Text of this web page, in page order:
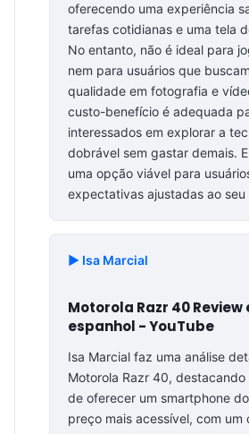
oferecendo uma experiência
tarefas cotidianas e uma tela
No entanto, não é ideal para
nem para usuários que
qualidade em fotografia e
custo-benefício é adequada
interessados em explorar a
dobrável sem gastar demais.
uma opção viável para
expectativas ajustadas ao seu
▶️ Isa Marcial
Motorola Razr 40 Review
espanhol - YouTube
Isa Marcial faz uma análise
Motorola Razr 40,
de oferecer um smartphone
preço mais acessível, com um